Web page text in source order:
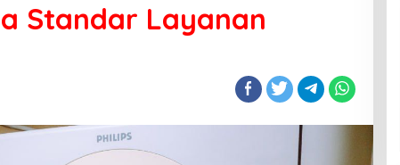
Standar Layanan
36 PKL Jalan Rajiman Bandung
Ditertibkan, Trotoar dan Drainase
Kembali Dibenahi